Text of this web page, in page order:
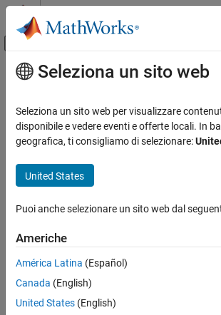
Vai al contenuto
Attiva/disattiva menu di
Pagina iniziale della documentazione
Contenuto principale
Seleziona un sito web
Seleziona un sito web per visualizzare
disponibile e vedere eventi e offerte locali. In
geografica, ti consigliamo di selezionare:
United States
Puoi anche selezionare un sito web dal
Americhe
América Latina (Español)
Canada (English)
United States (English)